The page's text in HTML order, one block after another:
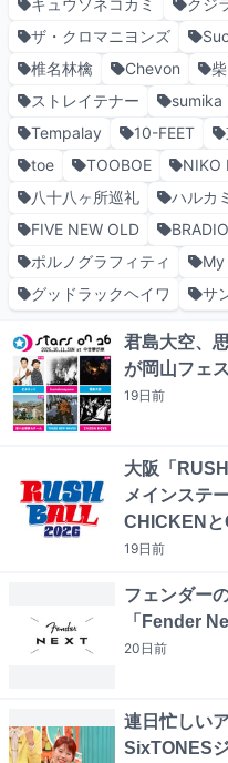
ザ・クロマニヨンズ
椎名林檎
Chevon
ストレイテナー
sumika
Tempalay
10-FEET
toe
TOOBOE NIKO
八十八ヶ所巡礼
ハルカ
FIVE NEW OLD
BRADIO
ポルノグラフィティ
My
グッドラックヘイワ
サ
君島大空、
が岡山フェ
19日前
大阪「
メインステ
CHICKEN
19日前
フェンダー
「Fender
20日前
連日忙しい
SixTONES